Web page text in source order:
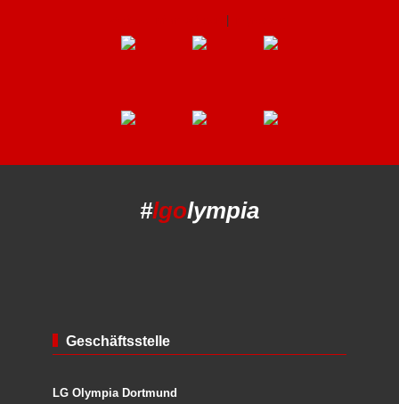
#lgolympia
Geschäftsstelle
LG Olympia Dortmund
|